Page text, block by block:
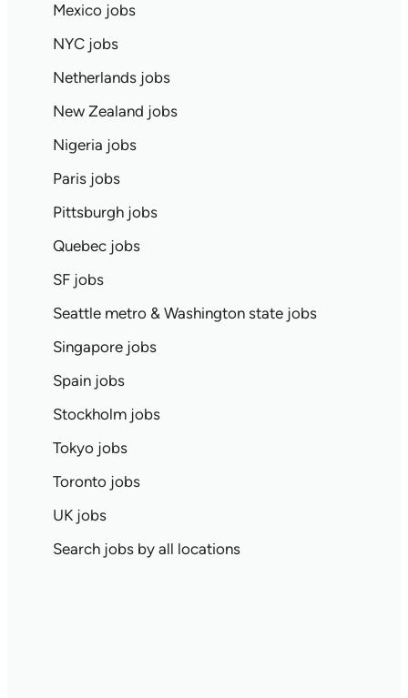
Mexico jobs
NYC jobs
Netherlands jobs
New Zealand jobs
Nigeria jobs
Paris jobs
Pittsburgh jobs
Quebec jobs
SF jobs
Seattle metro & Washington state jobs
Singapore jobs
Spain jobs
Stockholm jobs
Tokyo jobs
Toronto jobs
UK jobs
Search jobs by all locations